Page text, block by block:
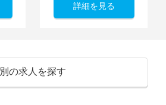
詳細を見る
別の求人を探す